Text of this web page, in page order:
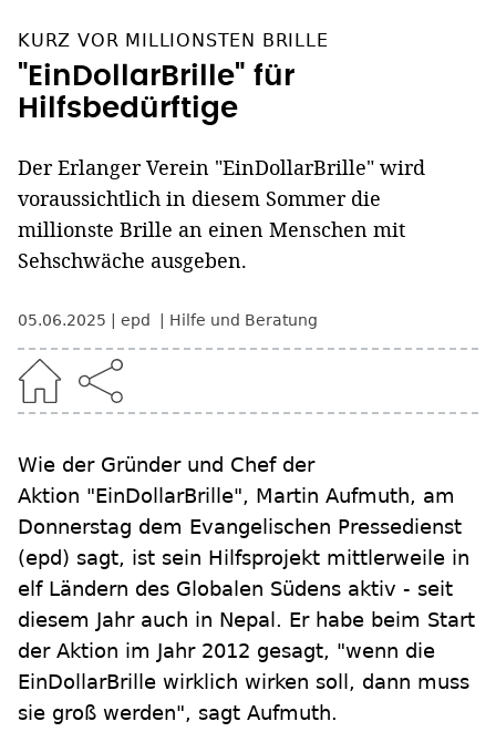
KURZ VOR MILLIONSTEN BRILLE
"EinDollarBrille" für
Hilfsbedürftige
Der Erlanger Verein "EinDollarBrille" wird
voraussichtlich in diesem Sommer die
millionste Brille an einen Menschen mit
Sehschwäche ausgeben.
05.06.2025 epd Hilfe und Beratung
Wie der Gründer und Chef der
Aktion "EinDollarBrille", Martin Aufmuth, am
Donnerstag dem Evangelischen Pressedienst
(epd) sagt, ist sein Hilfsprojekt mittlerweile in
elf Ländern des Globalen Südens aktiv - seit
diesem Jahr auch in Nepal. Er habe beim Start
der Aktion im Jahr 2012 gesagt, "wenn die
EinDollarBrille wirklich wirken soll, dann muss
sie groß werden", sagt Aufmuth.